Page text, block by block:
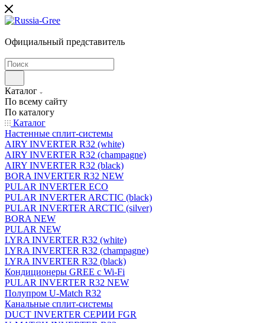
Официальный представитель
Каталог
По всему сайту
По каталогу
Каталог
Настенные сплит-системы
AIRY INVERTER R32 (white)
AIRY INVERTER R32 (champagne)
AIRY INVERTER R32 (black)
BORA INVERTER R32 NEW
PULAR INVERTER ECO
PULAR INVERTER ARCTIC (black)
PULAR INVERTER ARCTIC (silver)
BORA NEW
PULAR NEW
LYRA INVERTER R32 (white)
LYRA INVERTER R32 (champagne)
LYRA INVERTER R32 (black)
Кондиционеры GREE с Wi-Fi
PULAR INVERTER R32 NEW
Полупром U-Match R32
Канальные сплит-системы
DUCT INVERTER СЕРИИ FGR